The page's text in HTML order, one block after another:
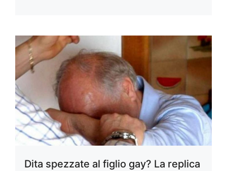
Dita spezzate al figlio gay? La replica